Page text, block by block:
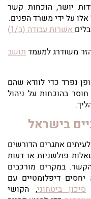
יושר, הוכחות קשר
על ידי משרד הפנים.
אשרות עבודה (ב/1)
משודרג למעמדתושב
נפרד כדי לוודא שהם
בהוכחות על ניהול
בישראל
אתגרים הדורשים
פולשניות או דעות
במקרים מורכבים
דיפלומטיים עם
סיכון ביטחוני, הקושי